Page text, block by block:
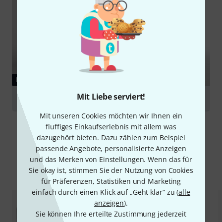
Mit Liebe serviert!
Mit unseren Cookies möchten wir Ihnen ein
fluffiges Einkaufserlebnis mit allem was
dazugehört bieten. Dazu zählen zum Beispiel
passende Angebote, personalisierte Anzeigen
und das Merken von Einstellungen. Wenn das für
Sie okay ist, stimmen Sie der Nutzung von Cookies
für Präferenzen, Statistiken und Marketing
einfach durch einen Klick auf „Geht klar“ zu (alle
anzeigen).
Sie können Ihre erteilte Zustimmung jederzeit
RATGEBER
Alternativen vergleichen